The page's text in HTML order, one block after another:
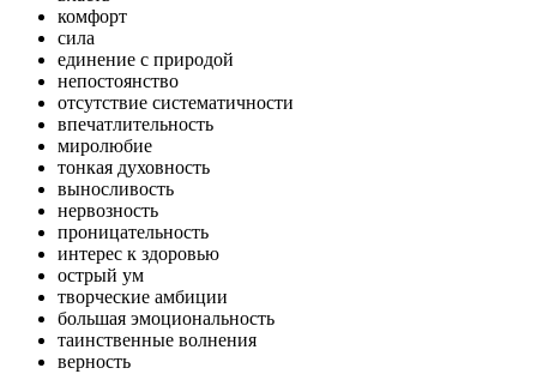
комфорт
сила
единение с природой
непостоянство
отсутствие систематичности
впечатлительность
миролюбие
тонкая духовность
выносливость
нервозность
проницательность
интерес к здоровью
острый ум
творческие амбиции
большая эмоциональность
таинственные волнения
верность